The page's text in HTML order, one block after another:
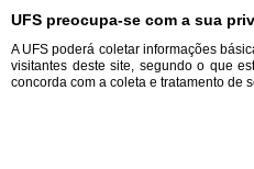
UFS preocupa-se com a sua
A UFS poderá coletar informações
visitantes deste site, segundo o que
concorda com a coleta e tratamento de